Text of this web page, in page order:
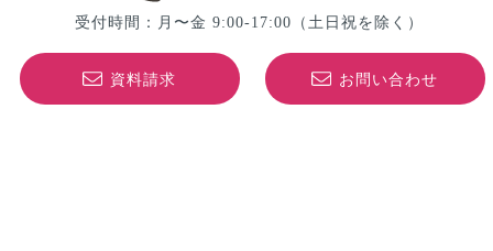
受付時間：月〜金 9:00-17:00 （土日祝を除く）
資料請求 お問い合わせ